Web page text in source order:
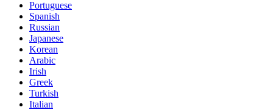
Portuguese
Spanish
Russian
Japanese
Korean
Arabic
Irish
Greek
Turkish
Italian